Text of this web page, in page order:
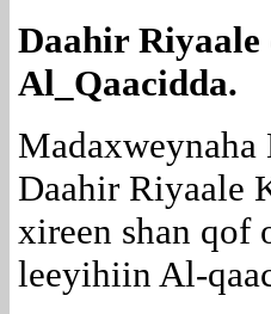
Daahir Riyaale
Al_Qaacidda.
Daahir Riyaale
xireen shan qof
leeyihiin Al-